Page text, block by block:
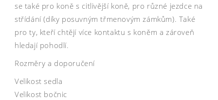
se také pro koně s citlivější koně, pro různé jezdce na
střídání (díky posuvným třmenovým zámkům). Také
pro ty, kteří chtějí více kontaktu s koněm a zároveň
hledají pohodlí.
Rozměry a doporučení
Velikost sedla
Velikost bočnic